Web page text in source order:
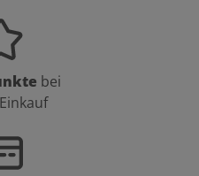
bei